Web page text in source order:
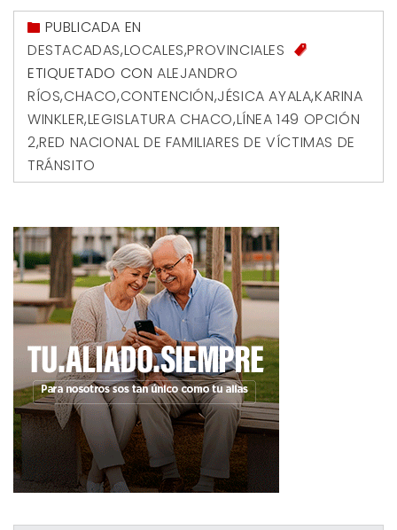
PUBLICADA EN
DESTACADAS,LOCALES,PROVINCIALES
ETIQUETADO CON ALEJANDRO
RÍOS,CHACO,CONTENCIÓN,JÉSICA AYALA,KARINA
WINKLER,LEGISLATURA CHACO,LÍNEA 149 OPCIÓN
2,RED NACIONAL DE FAMILIARES DE VÍCTIMAS DE
TRÁNSITO